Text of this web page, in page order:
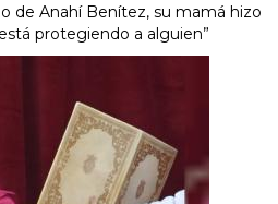
de Anahí Benítez, su mamá hizo
protegiendo a alguien”